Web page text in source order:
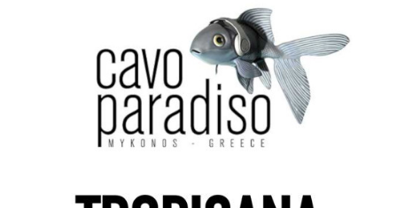
Σεβασμιώτατος Δωρόθεος Β’